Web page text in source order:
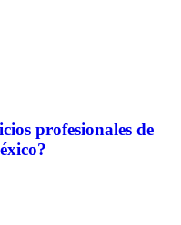
profesionales de